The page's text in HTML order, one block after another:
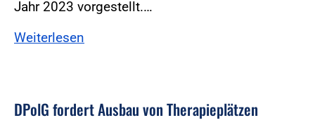
Jahr 2023 vorgestellt.…
Weiterlesen
DPolG fordert Ausbau von Therapieplätzen